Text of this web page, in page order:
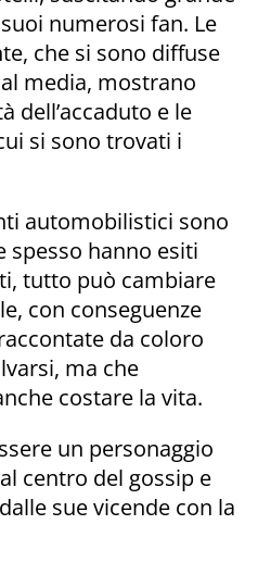
numerosi fan. Le
che si sono diffuse
media, mostrano
dell’accaduto e le
si sono trovati i
automobilistici sono
spesso hanno esiti
tutto può cambiare
con conseguenze
da coloro
ma che
costare la vita.
un personaggio
centro del gossip e
sue vicende con la